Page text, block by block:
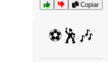
Copiar
⚽🕺🎶